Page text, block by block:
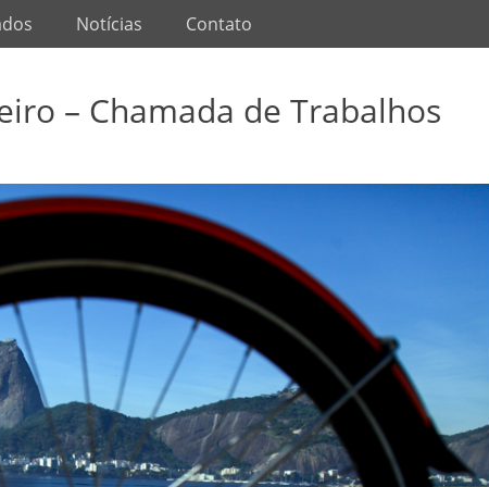
Notícias Contato
– Chamada de Trabalhos